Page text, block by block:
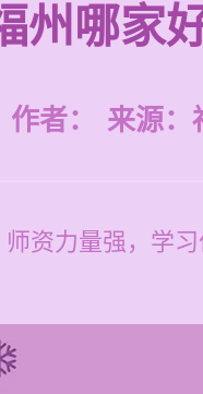
州哪家
作者： 来源：
资力量强，学